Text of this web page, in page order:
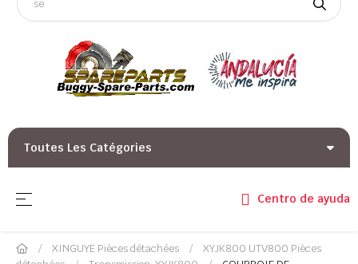
Toutes Les Catégories
Basculer la navigation
☰ Centro de ayuda
XINGUYE Pièces détachées
XYJK800 UTV800 Pièces